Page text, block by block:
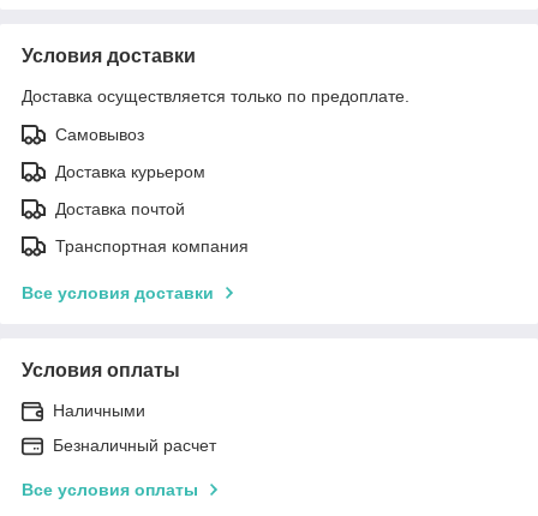
Условия доставки
Доставка осуществляется только по предоплате.
Самовывоз
Доставка курьером
Доставка почтой
Транспортная компания
Все условия доставки
Условия оплаты
Наличными
Безналичный расчет
Все условия оплаты